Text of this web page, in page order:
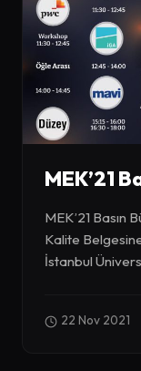
MEK’21
MEK’21 Basın
Kalite
İstanbul
22 Nov 2021